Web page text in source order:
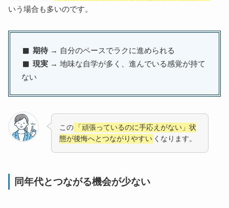
いう場合も多いのです。
期待→ 自分のペースでラクに進められる
現実→ 地味な自学が多く、進んでいる感覚が持て
ない
この
「頑張っているのに手応えがない」状
態が後悔へとつながりやすい くなります。
同年代とつながる機会が少ない